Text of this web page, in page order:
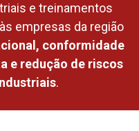
e treinamentos
empresas da região
conformidade
e redução de riscos
.